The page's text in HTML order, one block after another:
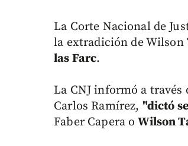
La Corte Nacional de
la extradición de
las Farc.
La CNJ informó a
Carlos Ramírez, "dictó
Faber Capera oWilson